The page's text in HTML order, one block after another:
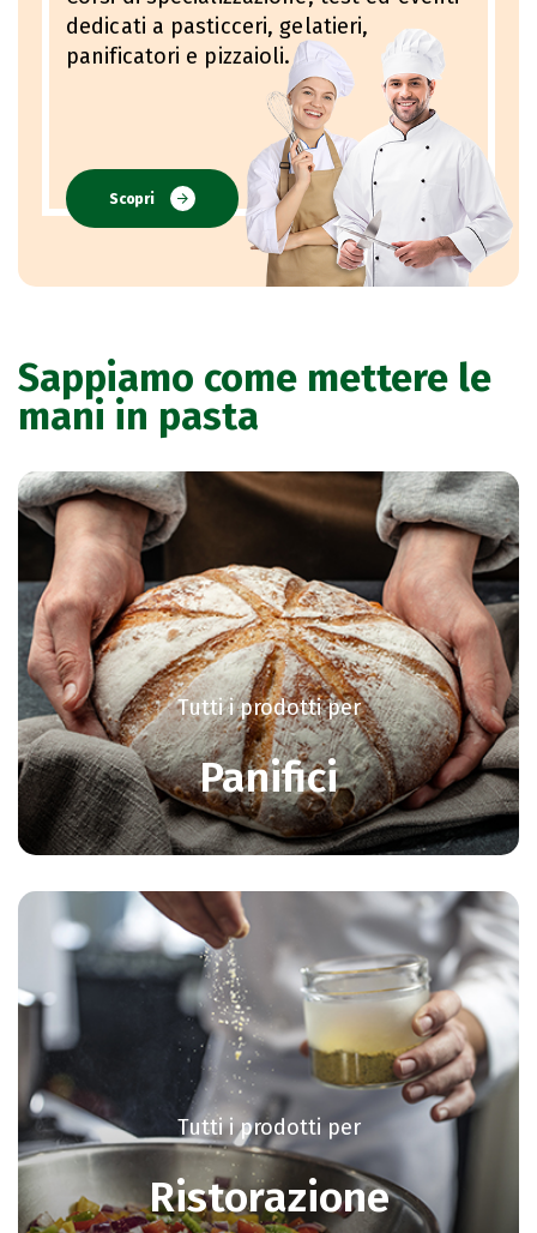
dedicati a pasticceri, gelatieri,
panificatori e pizzaioli.
Scopri
Sappiamo come mettere le
mani in pasta
Tutti i prodotti per
Panifici
Tutti i prodotti per
Ristorazione